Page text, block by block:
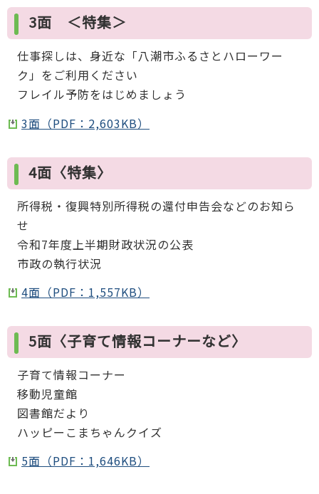
3面 ＜特集＞
仕事探しは、身近な「八潮市ふるさとハローワー
ク」をご利用ください
フレイル予防をはじめましょう
3面（PDF：2,603KB）
4面〈特集〉
所得税・復興特別所得税の還付申告会などのお知ら
せ
令和7年度上半期財政状況の公表
市政の執行状況
4面（PDF：1,557KB）
5面〈子育て情報コーナーなど〉
子育て情報コーナー
移動児童館
図書館だより
ハッピーこまちゃんクイズ
5面（PDF：1,646KB）